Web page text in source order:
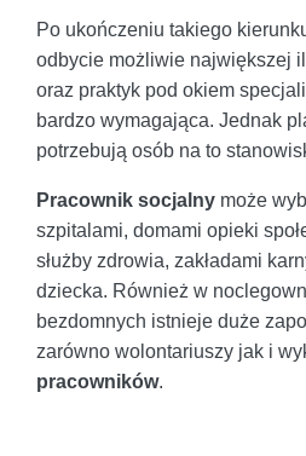
Po ukończeniu takiego
odbycie możliwie największej
oraz praktyk pod okiem
bardzo wymagająca. Jednak
potrzebują osób na to
Pracownik socjalny może
szpitalami, domami opieki
służby zdrowia, zakładami
dziecka. Również w
bezdomnych istnieje duże
zarówno wolontariuszy jak i
pracowników.